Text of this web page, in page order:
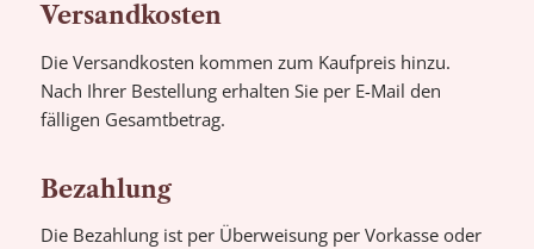
Versandkosten
Die Versandkosten kommen zum Kaufpreis hinzu.
Nach Ihrer Bestellung erhalten Sie per E-Mail den
fälligen Gesamtbetrag.
Bezahlung
Die Bezahlung ist per Überweisung per Vorkasse oder